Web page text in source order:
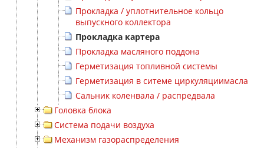
Прокладка / уплотнительное кольцо
выпускного коллектора
Прокладка картера
Прокладка масляного поддона
Герметизация топливной системы
Герметизация в ситеме циркуляциимасла
Сальник коленвала / распредвала
Головка блока
Система подачи воздуха
Механизм газораспределения